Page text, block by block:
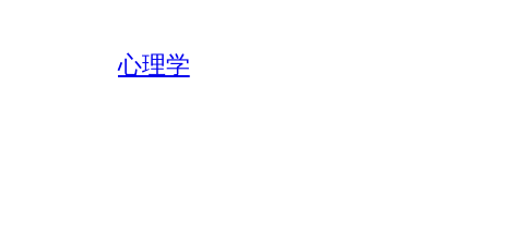
心理学